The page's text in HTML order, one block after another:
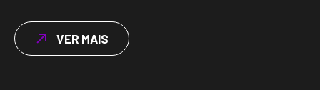
VER MAIS